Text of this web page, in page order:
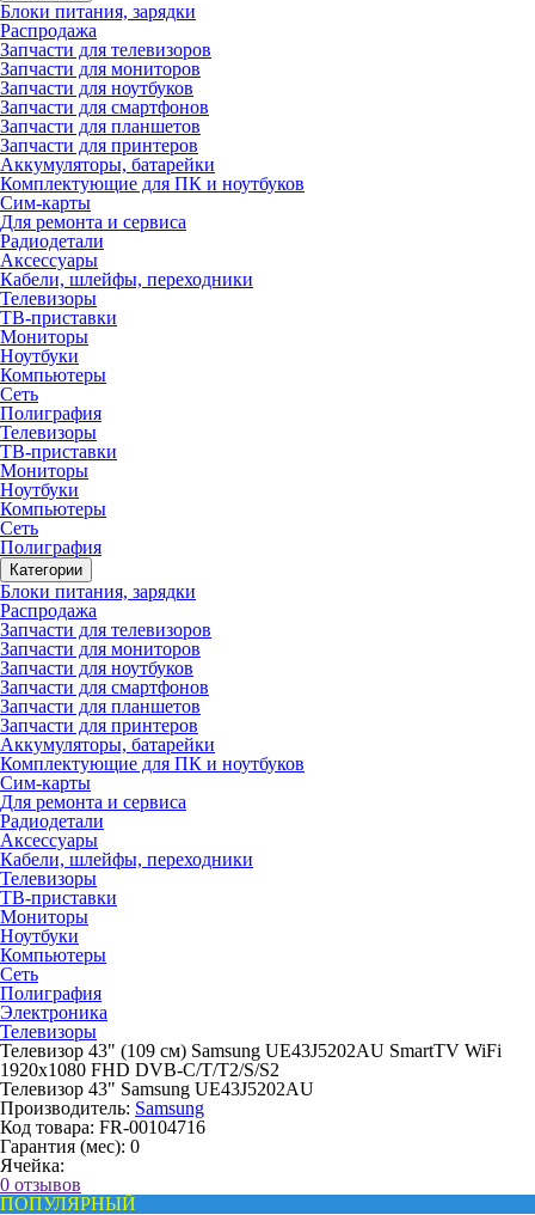
Блоки питания, зарядки
Распродажа
Запчасти для телевизоров
Запчасти для мониторов
Запчасти для ноутбуков
Запчасти для смартфонов
Запчасти для планшетов
Запчасти для принтеров
Аккумуляторы, батарейки
Комплектующие для ПК и ноутбуков
Сим-карты
Для ремонта и сервиса
Радиодетали
Аксессуары
Кабели, шлейфы, переходники
Телевизоры
ТВ-приставки
Мониторы
Ноутбуки
Компьютеры
Сеть
Полиграфия
Телевизоры
ТВ-приставки
Мониторы
Ноутбуки
Компьютеры
Сеть
Полиграфия
Категории
Блоки питания, зарядки
Распродажа
Запчасти для телевизоров
Запчасти для мониторов
Запчасти для ноутбуков
Запчасти для смартфонов
Запчасти для планшетов
Запчасти для принтеров
Аккумуляторы, батарейки
Комплектующие для ПК и ноутбуков
Сим-карты
Для ремонта и сервиса
Радиодетали
Аксессуары
Кабели, шлейфы, переходники
Телевизоры
ТВ-приставки
Мониторы
Ноутбуки
Компьютеры
Сеть
Полиграфия
Электроника
Телевизоры
Телевизор 43" (109 см) Samsung UE43J5202AU SmartTV WiFi
1920x1080 FHD DVB-C/T/T2/S/S2
Телевизор 43" Samsung UE43J5202AU
Производитель: Samsung
Код товара: FR-00104716
Гарантия (мес): 0
Ячейка:
0 отзывов
ПОПУЛЯРНЫЙ